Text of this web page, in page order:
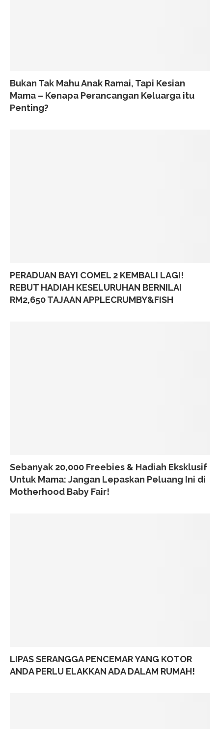
Bukan Tak Mahu Anak Ramai, Tapi Kesian
Mama – Kenapa Perancangan Keluarga itu
Penting?
PERADUAN BAYI COMEL 2 KEMBALI LAGI!
REBUT HADIAH KESELURUHAN BERNILAI
RM2,650 TAJAAN APPLECRUMBY&FISH
Sebanyak 20,000 Freebies & Hadiah Eksklusif
Untuk Mama: Jangan Lepaskan Peluang Ini di
Motherhood Baby Fair!
LIPAS SERANGGA PENCEMAR YANG KOTOR
ANDA PERLU ELAKKAN ADA DALAM RUMAH!